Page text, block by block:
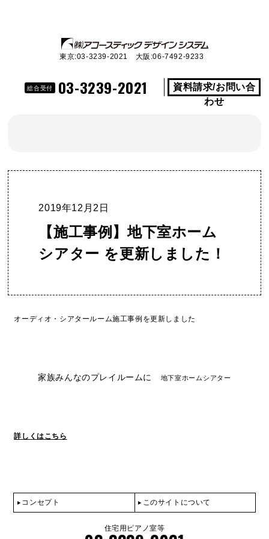
東京:03-3239-2021 大阪:06-7492-9233
総合受付 03-3239-2021
資料請求/お問い合
わせ
2019年12月2日
【施工事例】地下室ホーム
シアター を更新しました！
オーディオ・シアタールーム施工事例を更新しました
家族みんなのプレイルームに 地下室ホームシアター
詳しくはこちら
コンセプト このサイトについて
住宅用ピアノ室等